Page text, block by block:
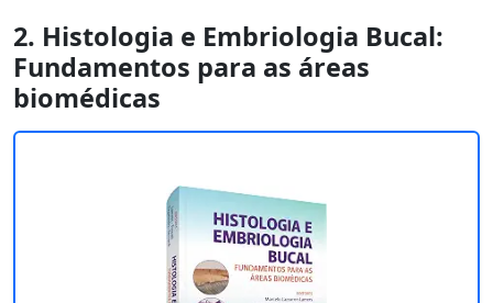
2. Histologia e Embriologia Bucal:
Fundamentos para as áreas
biomédicas